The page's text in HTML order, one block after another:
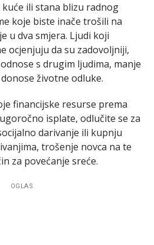
ili stana blizu radnog
koje biste inače trošili na
u dva smjera. Ljudi koji
ocjenjuju da su zadovoljniji,
s drugim ljudima, manje
životne odluke.
financijske resurse prema
isplate, odlučite se za
darivanje ili kupnju
trošenje novca na te
za povećanje sreće.
OGLAS